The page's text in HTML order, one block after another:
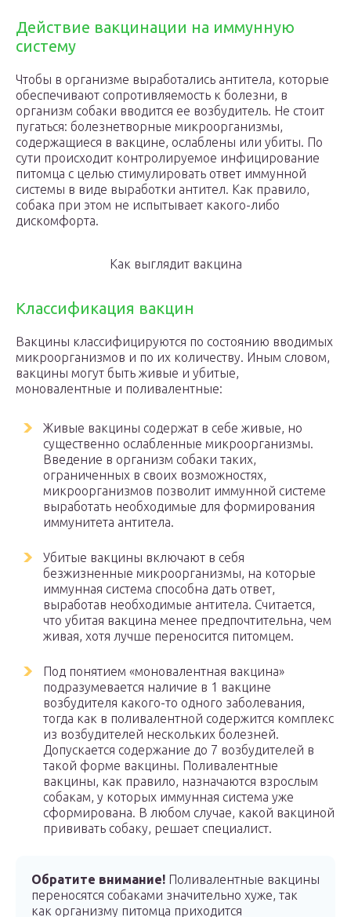
Действие вакцинации на иммунную
систему
Чтобы в организме выработались антитела, которые
обеспечивают сопротивляемость к болезни, в
организм собаки вводится ее возбудитель. Не стоит
пугаться: болезнетворные микроорганизмы,
содержащиеся в вакцине, ослаблены или убиты. По
сути происходит контролируемое инфицирование
питомца с целью стимулировать ответ иммунной
системы в виде выработки антител. Как правило,
собака при этом не испытывает какого-либо
дискомфорта.
Как выглядит вакцина
Классификация вакцин
Вакцины классифицируются по состоянию вводимых
микроорганизмов и по их количеству. Иным словом,
вакцины могут быть живые и убитые,
моновалентные и поливалентные:
Живые вакцины содержат в себе живые, но
существенно ослабленные микроорганизмы.
Введение в организм собаки таких,
ограниченных в своих возможностях,
микроорганизмов позволит иммунной системе
выработать необходимые для формирования
иммунитета антитела.
Убитые вакцины включают в себя
безжизненные микроорганизмы, на которые
иммунная система способна дать ответ,
выработав необходимые антитела. Считается,
что убитая вакцина менее предпочтительна, чем
живая, хотя лучше переносится питомцем.
Под понятием «моновалентная вакцина»
подразумевается наличие в 1 вакцине
возбудителя какого-то одного заболевания,
тогда как в поливалентной содержится комплекс
из возбудителей нескольких болезней.
Допускается содержание до 7 возбудителей в
такой форме вакцины. Поливалентные
вакцины, как правило, назначаются взрослым
собакам, у которых иммунная система уже
сформирована. В любом случае, какой вакциной
прививать собаку, решает специалист.
Обратите внимание! Поливалентные вакцины
переносятся собаками значительно хуже, так
как организму питомца приходится